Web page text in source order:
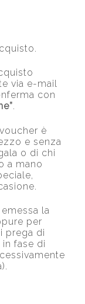
via e-mail
con
.
è
e senza
o di chi
a mano
emessa la
per
prega di
fase di